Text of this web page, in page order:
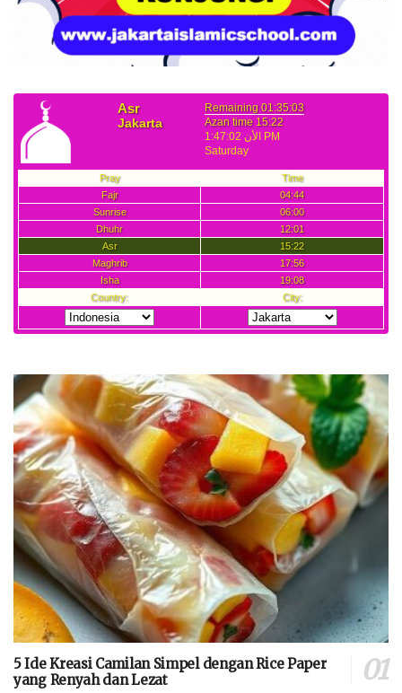
5 Ide Kreasi Camilan Simpel dengan Rice Paper
yang Renyah dan Lezat